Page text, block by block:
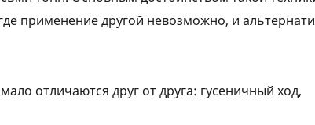
применение другой невозможно, и
отличаются друг от друга: гусеничный ход,